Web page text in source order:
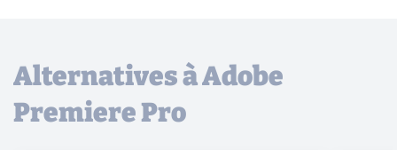
Alternatives à Adobe
Premiere Pro